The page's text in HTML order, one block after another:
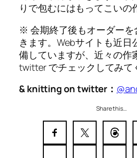
りで包むにはもってこいの
※ 会期終了後もオーダーを
きます。Webサイトも近日
備していますが、近々の作
twitter でチェックしてみて
& knitting on twitter：
Share this…